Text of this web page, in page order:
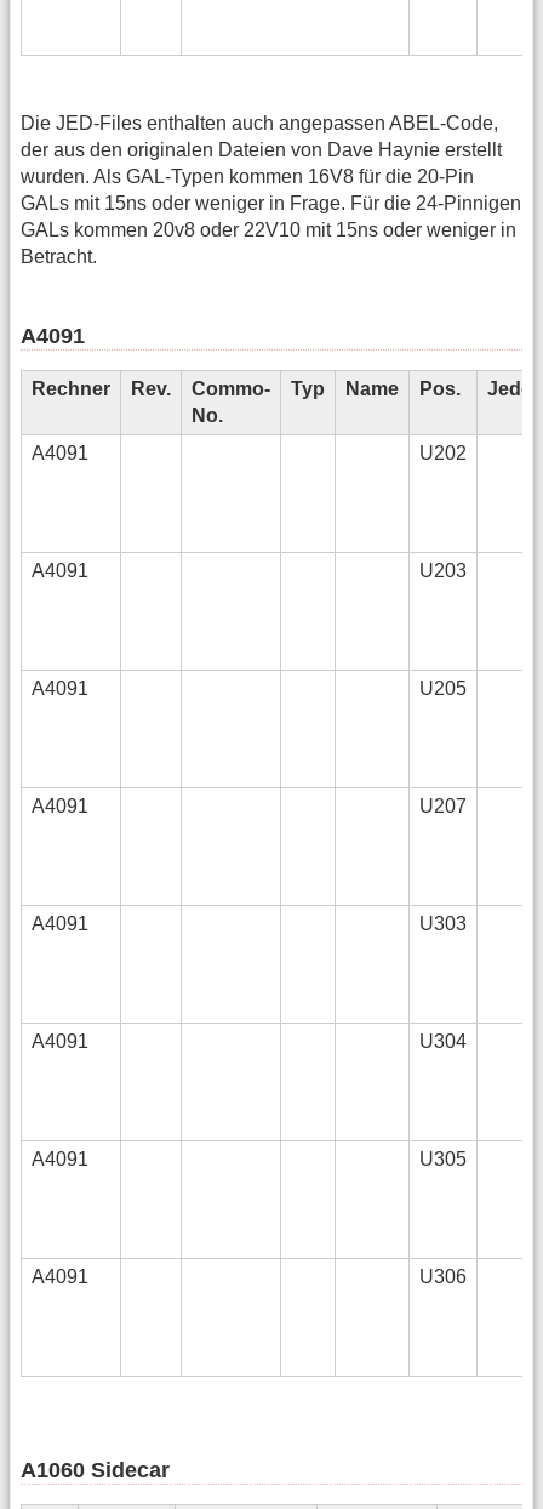
Die JED-Files enthalten auch angepassen ABEL-Code,
der aus den originalen Dateien von Dave Haynie erstellt
wurden. Als GAL-Typen kommen 16V8 für die 20-Pin
GALs mit 15ns oder weniger in Frage. Für die 24-Pinnigen
GALs kommen 20v8 oder 22V10 mit 15ns oder weniger in
Betracht.
A4091
Rechner Rev.
Commo-
No.
Typ Name Pos. Jedec
A4091 U202
A4091 U203
A4091 U205
A4091 U207
A4091 U303
A4091 U304
A4091 U305
A4091 U306
A1060 Sidecar